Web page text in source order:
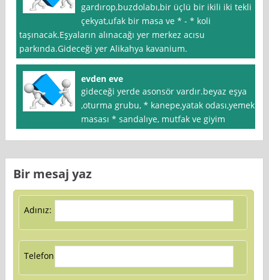
gardırop,buzdolabı,bir üçlü bir ikili iki tekli
çekyat,ufak bir masa ve * - * koli
taşınacak.Eşyaların alınacağı yer merkez acısu
parkında.Gideceği yer Alikahya kavanium.
evden eve
gideceği yerde asonsör vardır.beyaz eşya
,oturma grubu, * kanepe,yatak odası,yemek
masası * sandalıye, mutfak ve giyim
Bir mesaj yaz
Adınız:
Telefon: